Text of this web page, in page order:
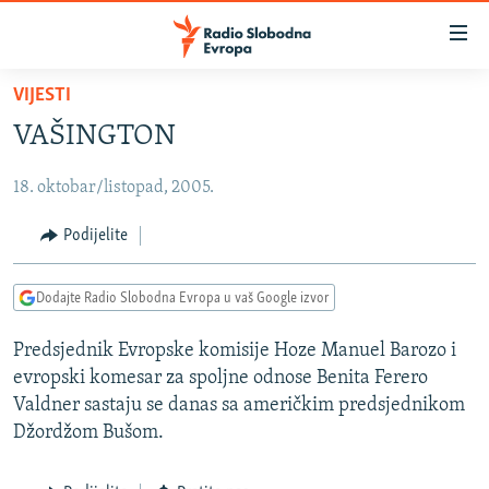
Pređite
glavni
Pređite
Pređite
pretragu
VIJESTI
SRBIJA
KOSOVO
VIZUELNO
VIDEO
FOTOGALERIJE
INFOGRAFIKE
PODCASTI
RAT U UKRAJINI
KINA NA BALKANU
VIJESTI
VAŠINGTON
18. oktobar/listopad, 2005.
Podijelite
Dodajte Radio Slobodna Evropa u vaš Google izvor
Predsjednik Evropske komisije Hoze Manuel Barozo i
evropski komesar za spoljne odnose Benita Ferero
Valdner sastaju se danas sa američkim predsjednikom
Džordžom Bušom.